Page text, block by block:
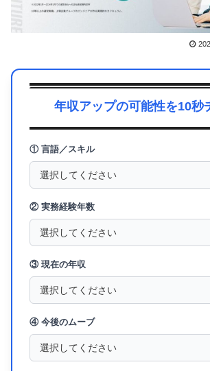
年収アップの可能性を10秒
① 言語／スキル
② 実務経験年数
③ 現在の年収
④ 今後のムーブ